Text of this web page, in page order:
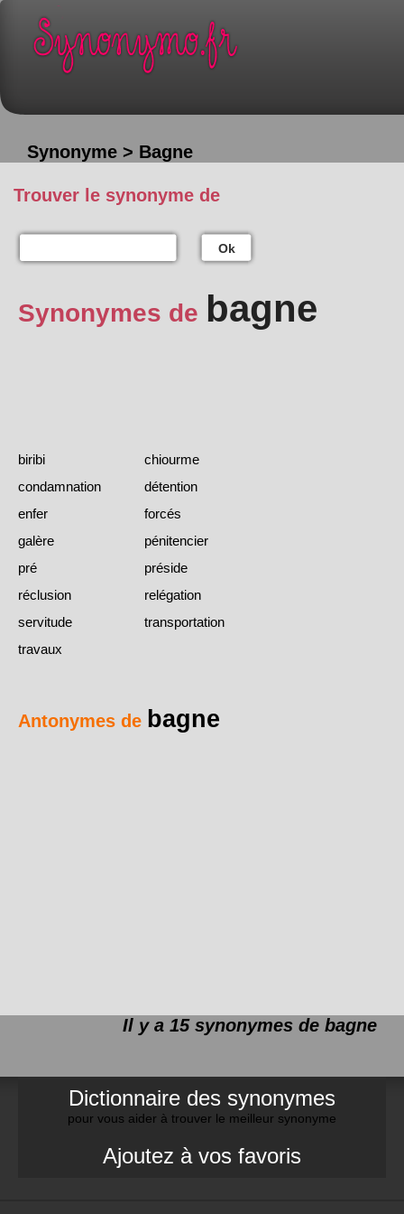
Synonyme > Bagne
Trouver le synonyme de
Ok
Synonymes de bagne
biribi
chiourme
condamnation
détention
enfer
forcés
galère
pénitencier
pré
préside
réclusion
relégation
servitude
transportation
travaux
Antonymes de bagne
Il y a 15 synonymes de bagne
Dictionnaire des synonymes
pour vous aider à trouver le meilleur synonyme
Ajoutez à vos favoris